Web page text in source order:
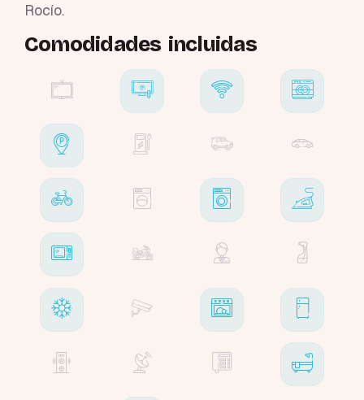
Rocío.
Comodidades incluidas